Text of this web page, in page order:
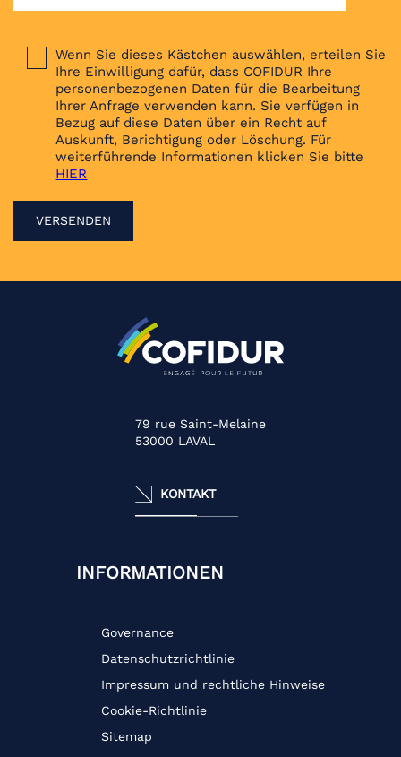
Wenn Sie dieses Kästchen auswählen, erteilen Sie
Ihre Einwilligung dafür, dass COFIDUR Ihre
personenbezogenen Daten für die Bearbeitung
Ihrer Anfrage verwenden kann. Sie verfügen in
Bezug auf diese Daten über ein Recht auf
Auskunft, Berichtigung oder Löschung. Für
weiterführende Informationen klicken Sie bitte
HIER
79 rue Saint-Melaine
53000 LAVAL
KONTAKT
INFORMATIONEN
Governance
Datenschutzrichtlinie
Impressum und rechtliche Hinweise
Cookie-Richtlinie
Sitemap